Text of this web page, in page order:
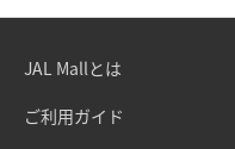
JAL Mallとは
ご利用ガイド